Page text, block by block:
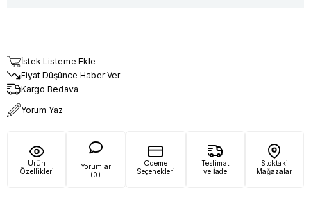
İstek Listeme Ekle
Fiyat Düşünce Haber Ver
Kargo Bedava
Yorum Yaz
Ürün
Özellikleri
Yorumlar
(0)
Ödeme
Seçenekleri
Teslimat
ve İade
Stoktaki
Mağazalar